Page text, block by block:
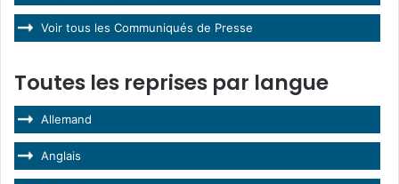
Voir tous les Communiqués de Presse
Toutes les reprises par langue
Allemand
Anglais